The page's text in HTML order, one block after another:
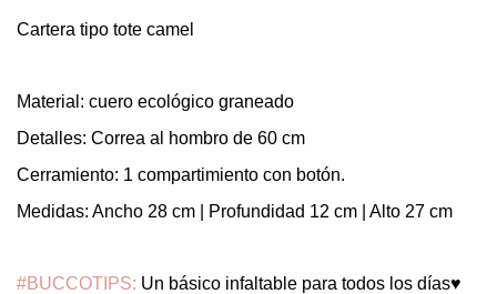
Cartera tipo tote camel
Material: cuero ecológico graneado
Detalles: Correa al hombro de 60 cm
Cerramiento: 1 compartimiento con botón.
Medidas: Ancho 28 cm | Profundidad 12 cm | Alto 27 cm
#BUCCOTIPS: Un básico infaltable para todos los días♥